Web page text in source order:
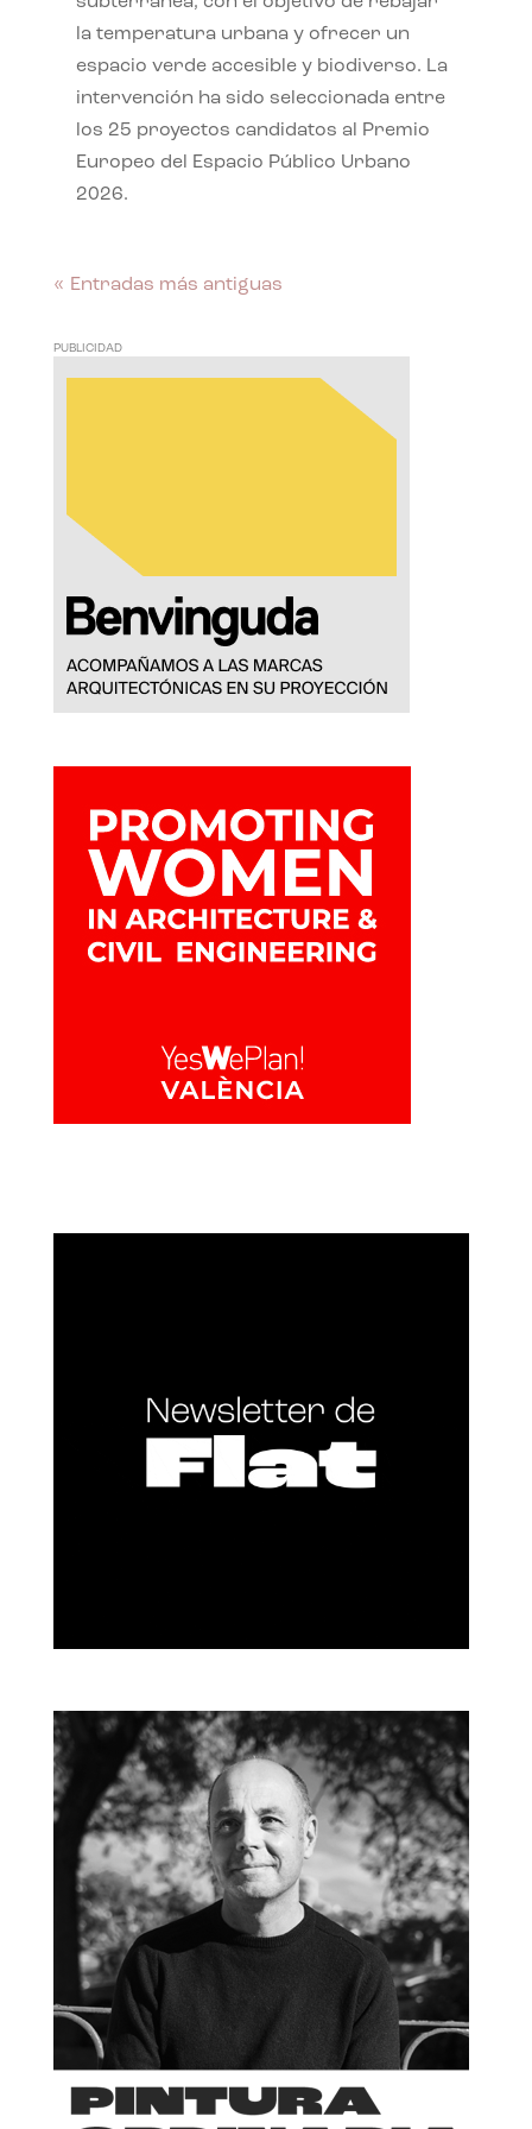
la temperatura urbana y ofrecer un
espacio verde accesible y biodiverso. La
intervención ha sido seleccionada entre
los 25 proyectos candidatos al Premio
Europeo del Espacio Público Urbano
2026.
« Entradas más antiguas
PUBLICIDAD